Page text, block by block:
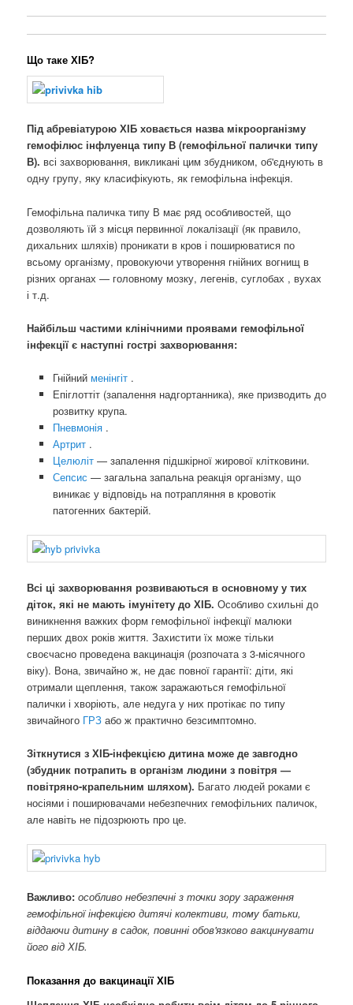
Що таке ХІБ?
Під абревіатурою ХІБ ховається назва мікроорганізму
гемофілюс інфлуенца типу В (гемофільної палички типу
В). всі захворювання, викликані цим збудником, об'єднують в
одну групу, яку класифікують, як гемофільна інфекція.
Гемофільна паличка типу В має ряд особливостей, що
дозволяють їй з місця первинної локалізації (як правило,
дихальних шляхів) проникати в кров і поширюватися по
всьому організму, провокуючи утворення гнійних вогнищ в
різних органах — головному мозку, легенів, суглобах , вухах
і т.д.
Найбільш частими клінічними проявами гемофільної
інфекції є наступні гострі захворювання:
Гнійний менінгіт .
Епіглоттіт (запалення надгортанника), яке призводить до
розвитку крупа.
Пневмонія .
Артрит .
Целюліт — запалення підшкірної жирової клітковини.
Сепсис — загальна запальна реакція організму, що
виникає у відповідь на потрапляння в кровотік
патогенних бактерій.
Всі ці захворювання розвиваються в основному у тих
діток, які не мають імунітету до ХІБ.Особливо схильні до
виникнення важких форм гемофільної інфекції малюки
перших двох років життя. Захистити їх може тільки
своєчасно проведена вакцинація (розпочата з 3-місячного
віку). Вона, звичайно ж, не дає повної гарантії: діти, які
отримали щеплення, також заражаються гемофільної
палички і хворіють, але недуга у них протікає по типу
звичайного ГРЗабо ж практично безсимптомно.
Зіткнутися з ХІБ-інфекцією дитина може де завгодно
(збудник потрапить в організм людини з повітря —
повітряно-крапельним шляхом). Багато людей роками є
носіями і поширювачами небезпечних гемофільних паличок,
але навіть не підозрюють про це.
Важливо:особливо небезпечні з точки зору зараження
гемофільної інфекцією дитячі колективи, тому батьки,
віддаючи дитину в садок, повинні обов'язково вакцинувати
його від ХІБ.
Показання до вакцинації ХІБ